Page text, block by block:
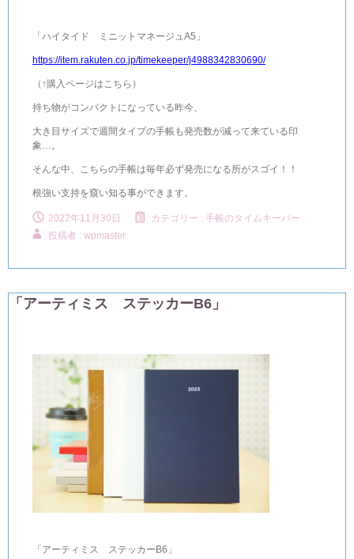
「ハイタイド ミニットマネージュA5」
https://item.rakuten.co.jp/timekeeper/j4988342830690/
（↑購入ページはこちら）
持ち物がコンパクトになっている昨今、
大き目サイズで週間タイプの手帳も発売数が減って来ている印
象…。
そんな中、こちらの手帳は毎年必ず発売になる所がスゴイ！！
根強い支持を窺い知る事ができます。
2022年11月30日 カテゴリー : 手帳のタイムキーパー
投稿者 : wpmaster
「アーティミス ステッカーB6」
「アーティミス ステッカーB6」